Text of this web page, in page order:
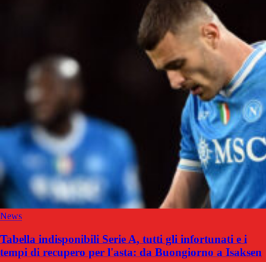
News
Tabella indisponibili Serie A, tutti gli infortunati e i
tempi di recupero per l'asta: da Buongiorno a Isaksen